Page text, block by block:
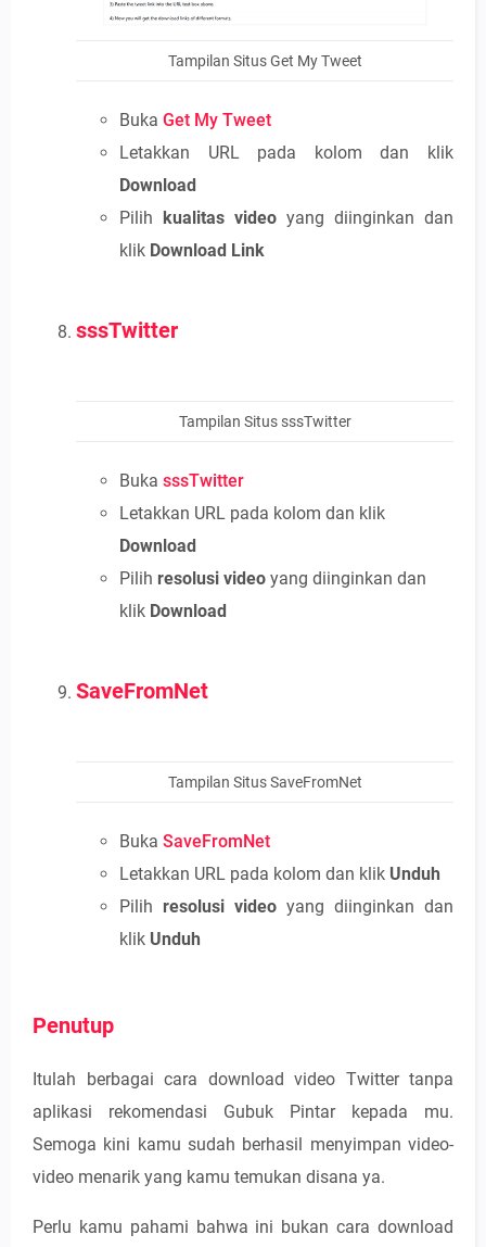
Tampilan Situs Get My Tweet
Buka Get My Tweet
Letakkan URL pada kolom dan klik
Download
Pilih kualitas video yang diinginkan dan
klik Download Link
sssTwitter
Tampilan Situs sssTwitter
Buka sssTwitter
Letakkan URL pada kolom dan klik
Download
Pilih resolusi video yang diinginkan dan
klik Download
SaveFromNet
Tampilan Situs SaveFromNet
Buka SaveFromNet
Letakkan URL pada kolom dan klik Unduh
Pilih resolusi video yang diinginkan dan
klik Unduh
Penutup
Itulah berbagai cara download video Twitter tanpa
aplikasi rekomendasi Gubuk Pintar kepada mu.
Semoga kini kamu sudah berhasil menyimpan video-
video menarik yang kamu temukan disana ya.
Perlu kamu pahami bahwa ini bukan cara download